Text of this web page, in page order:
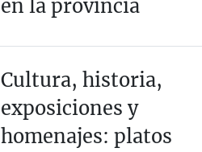
en la provincia
Cultura, historia,
exposiciones y
homenajes: platos